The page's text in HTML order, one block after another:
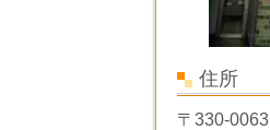
住所
〒330-0063